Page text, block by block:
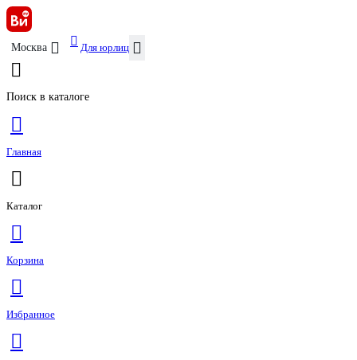
Москва Для юрлиц
Поиск в каталоге
Главная
Каталог
Корзина
Избранное